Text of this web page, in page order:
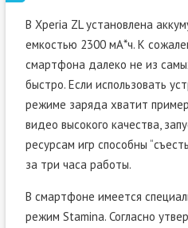
В Xperia ZL установлена
емкостью 2300 мА*ч. К
смартфона далеко не из
быстро. Если использовать
режиме заряда хватит
видео высокого качества,
ресурсам игр способны
за три часа работы.
В смартфоне имеется
режим Stamina. Согласно